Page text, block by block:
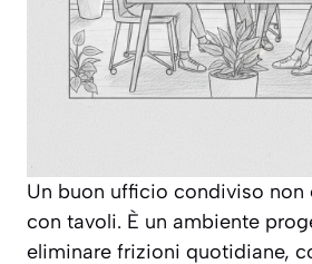
Un buon ufficio condiviso non
con tavoli. È un ambiente
eliminare frizioni quotidiane,